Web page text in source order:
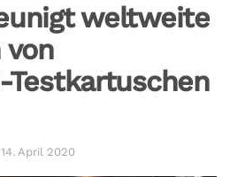
weltweite
von
Testkartuschen
14. April 2020